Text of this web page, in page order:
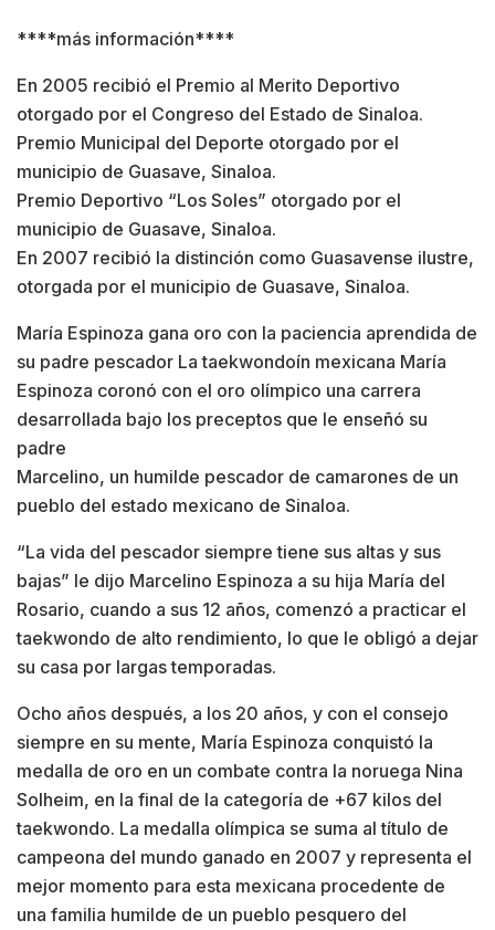
****más información****
En 2005 recibió el Premio al Merito Deportivo
otorgado por el Congreso del Estado de Sinaloa.
Premio Municipal del Deporte otorgado por el
municipio de Guasave, Sinaloa.
Premio Deportivo “Los Soles” otorgado por el
municipio de Guasave, Sinaloa.
En 2007 recibió la distinción como Guasavense ilustre,
otorgada por el municipio de Guasave, Sinaloa.
María Espinoza gana oro con la paciencia aprendida de
su padre pescador La taekwondoín mexicana María
Espinoza coronó con el oro olímpico una carrera
desarrollada bajo los preceptos que le enseñó su
padre
Marcelino, un humilde pescador de camarones de un
pueblo del estado mexicano de Sinaloa.
“La vida del pescador siempre tiene sus altas y sus
bajas” le dijo Marcelino Espinoza a su hija María del
Rosario, cuando a sus 12 años, comenzó a practicar el
taekwondo de alto rendimiento, lo que le obligó a dejar
su casa por largas temporadas.
Ocho años después, a los 20 años, y con el consejo
siempre en su mente, María Espinoza conquistó la
medalla de oro en un combate contra la noruega Nina
Solheim, en la final de la categoría de +67 kilos del
taekwondo. La medalla olímpica se suma al título de
campeona del mundo ganado en 2007 y representa el
mejor momento para esta mexicana procedente de
una familia humilde de un pueblo pesquero del